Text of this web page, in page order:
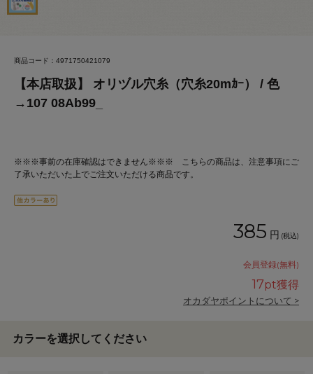
商品コード：4971750421079
【本店取扱】 オリヅル穴糸（穴糸20mｶｰ） / 色
→107 08Ab99_
※※※事前の在庫確認はできません※※※ こちらの商品は、注意事項にご
了承いただいた上でご注文いただける商品です。
385 円 (税込)
会員登録(無料)
17pt獲得
オカダヤポイントについて >
カラーを選択してください